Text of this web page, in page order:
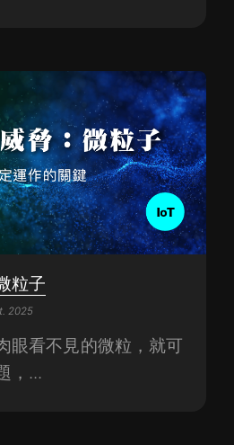
粒子
2025
眼看不見的微粒，就可
，...